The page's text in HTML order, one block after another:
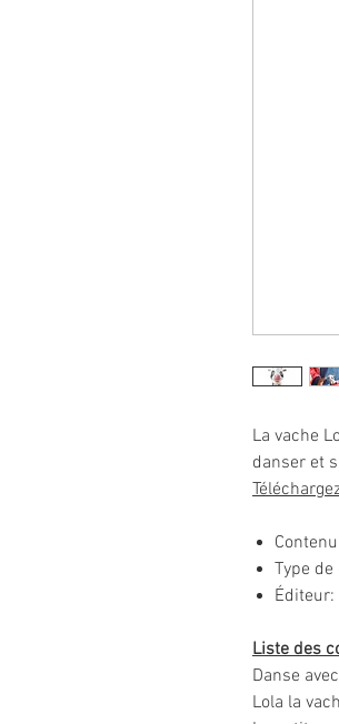
La vache
danser et
Type
Éditeur:
Liste des
Danse
Lola la